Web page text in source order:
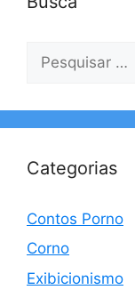
por:
Categorias
Contos Porno
Corno
Exibicionismo